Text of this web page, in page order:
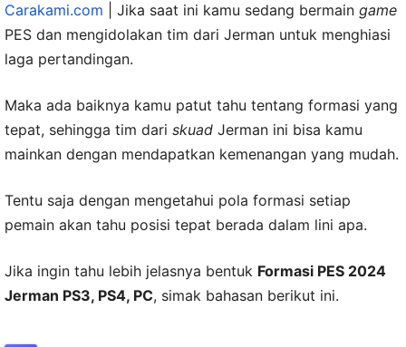
Carakami.com Jika saat ini kamu sedang bermain game
PES dan mengidolakan tim dari Jerman untuk menghiasi
laga pertandingan.
Maka ada baiknya kamu patut tahu tentang formasi yang
tepat, sehingga tim dari skuad Jerman ini bisa kamu
mainkan dengan mendapatkan kemenangan yang mudah.
Tentu saja dengan mengetahui pola formasi setiap
pemain akan tahu posisi tepat berada dalam lini apa.
Jika ingin tahu lebih jelasnya bentuk Formasi PES 2024
Jerman PS3, PS4, PC, simak bahasan berikut ini.